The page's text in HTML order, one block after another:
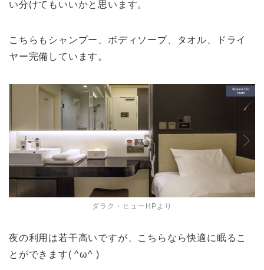
い分けてもいいかと思います。
こちらもシャンプー、ボディソープ、タオル、ドライ
ヤー完備しています。
ダラク・ヒューHPより
夜の利用は若干高いですが、こちらなら快適に眠るこ
とができます( ^ω^ )